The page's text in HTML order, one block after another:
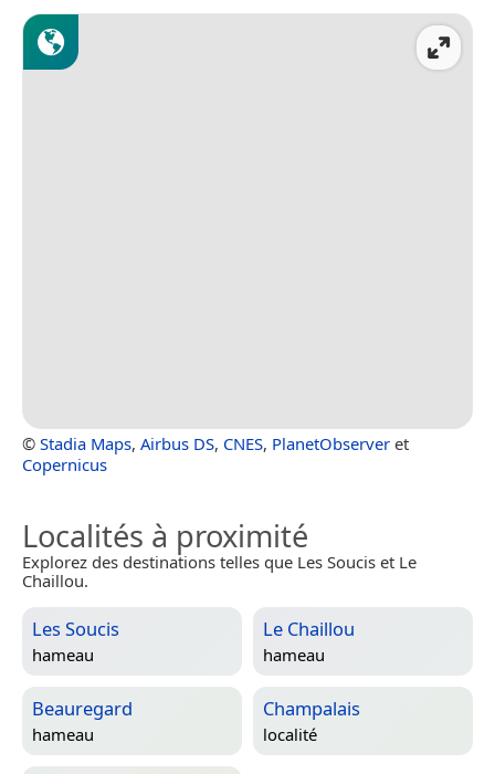
© Stadia Maps, Airbus DS, CNES, PlanetObserver et
Copernicus
Localités à proximité
Explorez des destinations telles que Les Soucis et Le
Chaillou.
Les Soucis
hameau
Le Chaillou
hameau
Beauregard
hameau
Champalais
localité